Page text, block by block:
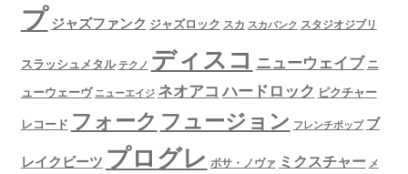
プ ジャズファンク ジャズロック スカ スカパンク スタジオジブリ
スラッシュメタル テクノ ディスコ ニューウェイブ ニ
ューウェーヴ ニューエイジ ネオアコ ハードロック ピクチャー
レコード フォーク フュージョン フレンチポップ ブ
レイクビーツ プログレ ボサ・ノヴァ ミクスチャー メ